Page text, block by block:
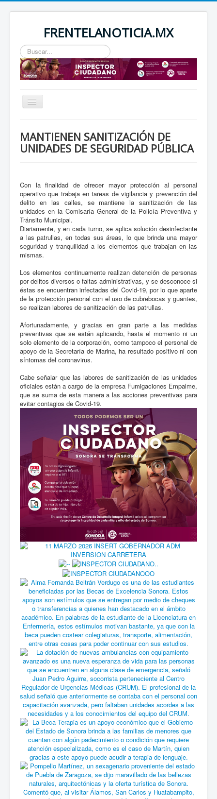
FRENTELANOTICIA.MX
Buscar...
Toggle
ESTATAL
NACIONAL
MANTIENEN SANITIZACIÓN DE
UNIDADES DE SEGURIDAD PÚBLICA
Con la finalidad de ofrecer mayor protección al personal
operativo que trabaja en tareas de vigilancia y prevención del
delito en las calles, se mantiene la sanitización de las
unidades en la Comisaría General de la Policía Preventiva y
Tránsito Municipal.
Diariamente, y en cada turno, se aplica solución desinfectante
a las patrullas, en todas sus áreas, lo que brinda una mayor
seguridad y tranquilidad a los elementos que trabajan en las
mismas.
Los elementos continuamente realizan detención de personas
por delitos diversos o faltas administrativas, y se desconoce si
éstas se encuentran infectadas del Covid-19, por lo que aparte
de la protección personal con el uso de cubrebocas y guantes,
se realizan labores de sanitización de las patrullas.
Afortunadamente, y gracias en gran parte a las medidas
preventivas que se están aplicando, hasta el momento ni un
solo elemento de la corporación, como tampoco el personal de
apoyo de la Secretaría de Marina, ha resultado positivo ni con
síntomas del coronavirus.
Cabe señalar que las labores de sanitización de las unidades
oficiales están a cargo de la empresa Fumigaciones Empalme,
que se suma de esta manera a las acciones preventivas para
evitar contagios de Covid-19.